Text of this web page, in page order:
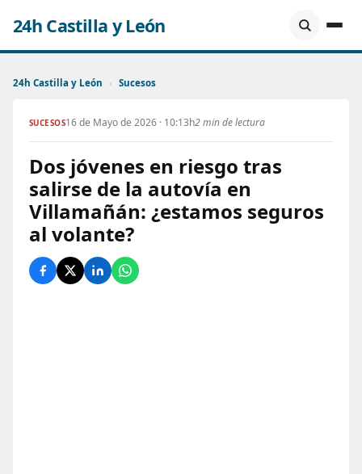
24h Castilla y León
24h Castilla y León › Sucesos
SUCESOS16 de Mayo de 2026 · 10:13h2 min de lectura
Dos jóvenes en riesgo tras
salirse de la autovía en
Villamañán: ¿estamos seguros
al volante?